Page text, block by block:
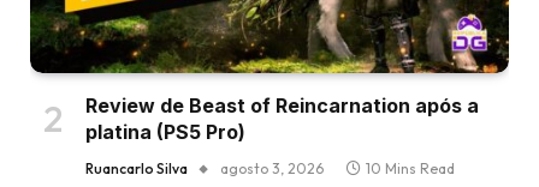
Review de Beast of Reincarnation após a
platina (PS5 Pro)
Ruancarlo Silva agosto 3, 2026 10 Mins Read